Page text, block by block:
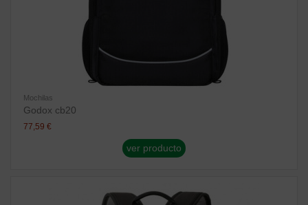
Mochilas
Godox cb20
77,59 €
ver producto